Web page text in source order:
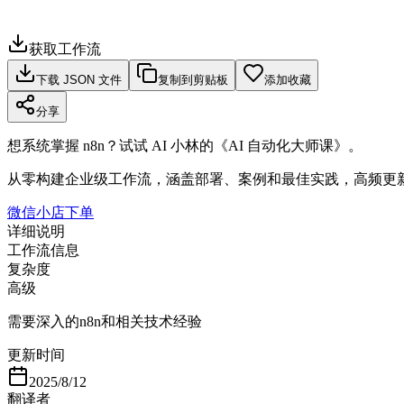
获取工作流
下载 JSON 文件 复制到剪贴板 添加收藏
分享
想系统掌握 n8n？试试 AI 小林的《AI 自动化大师课》。
从零构建企业级工作流，涵盖部署、案例和最佳实践，高频更
微信小店下单
详细说明
工作流信息
复杂度
高级
需要深入的n8n和相关技术经验
更新时间
2025/8/12
翻译者